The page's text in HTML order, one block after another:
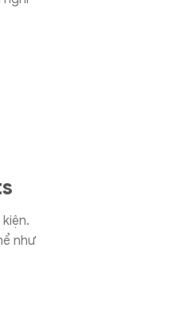
như